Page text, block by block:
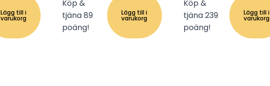
Lägg till i
varukorg
Köp &
tjäna 89
poäng!
Lägg till i
varukorg
Köp &
tjäna 239
poäng!
Lägg till i
varukorg